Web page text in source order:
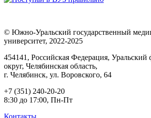
© Южно-Уральский государственный
университет, 2022-2025
454141, Российская Федерация, Уральский
округ, Челябинская область,
г. Челябинск, ул. Воровского, 64
+7 (351) 240-20-20
8:30 до 17:00, Пн-Пт
Контакты